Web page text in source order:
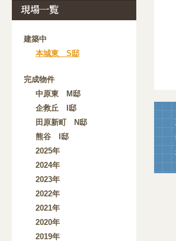
建築中
本城東 S邸
完成物件
中原東 M邸
企救丘 I邸
田原新町 N邸
熊谷 I邸
2025年
2024年
2023年
2022年
2021年
2020年
2019年